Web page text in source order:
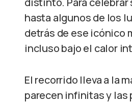
hasta algunos de los
detrás de ese icónico
incluso bajo el calor
El recorrido lleva a la
parecen infinitas y las